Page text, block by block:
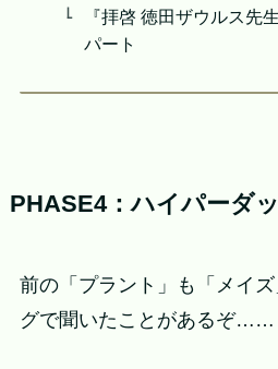
『拝啓 徳田ザウルス
パート
PHASE4：ハイパーダ
前の「プラント」も「メイ
グで聞いたことがあるぞ……